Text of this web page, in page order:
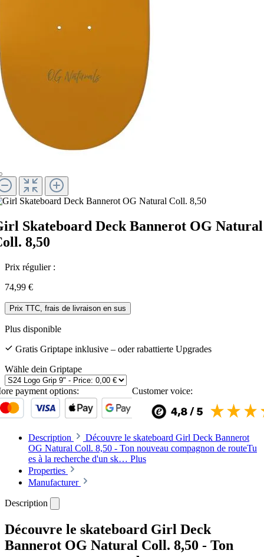
Skateboard Deck Bannerot OG Natural
8,50
Prix régulier :
74,99 €
Prix TTC, frais de livraison en sus
Plus disponible
Gratis Griptape inklusive – oder rabattierte Upgrades
Wähle dein Griptape
payment options: Customer voice:
Description
Découvre le skateboard Girl Deck Bannerot
OG Natural Coll. 8,50 - Ton nouveau compagnon de routeTu
es à la recherche d'un sk… Plus
Properties
Manufacturer
Description
Découvre le skateboard Girl Deck
Bannerot OG Natural Coll. 8,50 - Ton